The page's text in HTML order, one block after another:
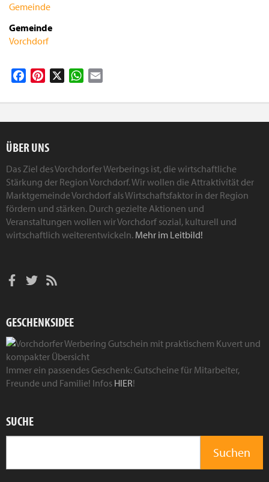
Gemeinde
Gemeinde
Vorchdorf
FacebookPinterest WhatsApp
ÜBER UNS
Das Ziel des Vorchdorfer Werberings ist, die wirtschaftliche
Stärkung der Region Vorchdorf. Wir wollen die Attraktivität der
Marktgemeinde Vorchdorf als Wirtschaftsfaktor in der Region
fördern und stärken. Durch gezielte Aktionen und
Veranstaltungen wollen wir Vorchdorf sozial, kulturell und
wirtschaftlich weiterentwickeln. Mehr im Leitbild!
GESCHENKSIDEE
Immer ein passendes Geschenk: Gutscheine für Mitarbeiter,
Freunde und Familie! Infos HIER!
SUCHE